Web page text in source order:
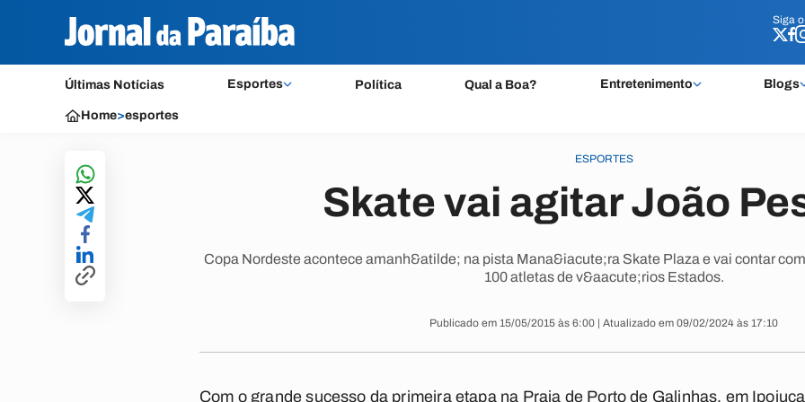
Siga o
Últimas Notícias Esportes Política Qual a Boa? Entretenimento Blogs
Siga o
Home>esportes
ESPORTES
Skate vai agitar João
Copa Nordeste acontece amanh&atilde; na pista Mana&iacute;ra Skate Plaza e vai contar
100 atletas de v&aacute;rios Estados.
Publicado em 15/05/2015 às 6:00 | Atualizado em 09/02/2024 às 17:10
Com o grande sucesso da primeira etapa na Praia de Porto de Galinhas, em